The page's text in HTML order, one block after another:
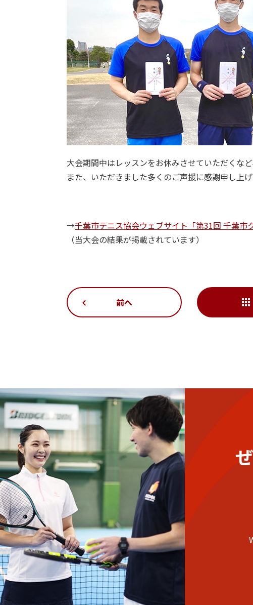
大会期間中はレッスンをお休みさせていただくな
また、いただきました多くのご声援に感謝申し上げ
→千葉市テニス協会ウェブサイト「第31回 千葉市
（当大会の結果が掲載されています）
前へ